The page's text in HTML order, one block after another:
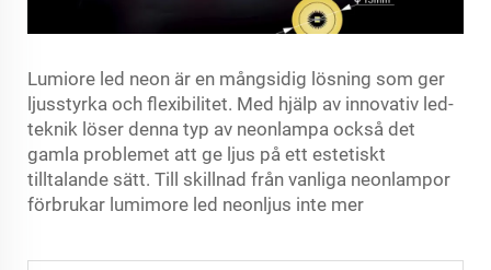
Lumiore led neon är en mångsidig lösning som ger
ljusstyrka och flexibilitet. Med hjälp av innovativ led-
teknik löser denna typ av neonlampa också det
gamla problemet att ge ljus på ett estetiskt
tilltalande sätt. Till skillnad från vanliga neonlampor
förbrukar lumimore led neonljus inte mer